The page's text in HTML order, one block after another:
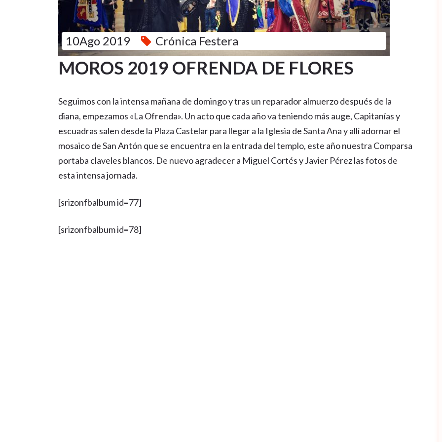
10Ago 2019 Crónica Festera
MOROS 2019 OFRENDA DE FLORES
Seguimos con la intensa mañana de domingo y tras un reparador almuerzo después de la
diana, empezamos «La Ofrenda». Un acto que cada año va teniendo más auge, Capitanías y
escuadras salen desde la Plaza Castelar para llegar a la Iglesia de Santa Ana y allí adornar el
mosaico de San Antón que se encuentra en la entrada del templo, este año nuestra Comparsa
portaba claveles blancos. De nuevo agradecer a Miguel Cortés y Javier Pérez las fotos de
esta intensa jornada.
[srizonfbalbum id=77]
[srizonfbalbum id=78]